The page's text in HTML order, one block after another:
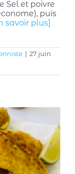
Sel et poivre
puis
savoir plus]
| 27 juin
l’apéritif